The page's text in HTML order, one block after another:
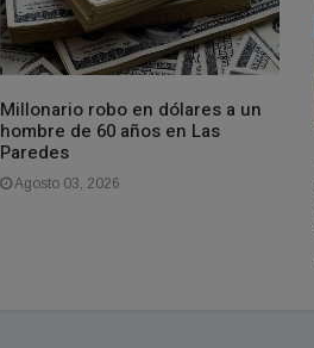
Millonario robo en dólares a un
hombre de 60 años en Las
Paredes
Agosto 03, 2026